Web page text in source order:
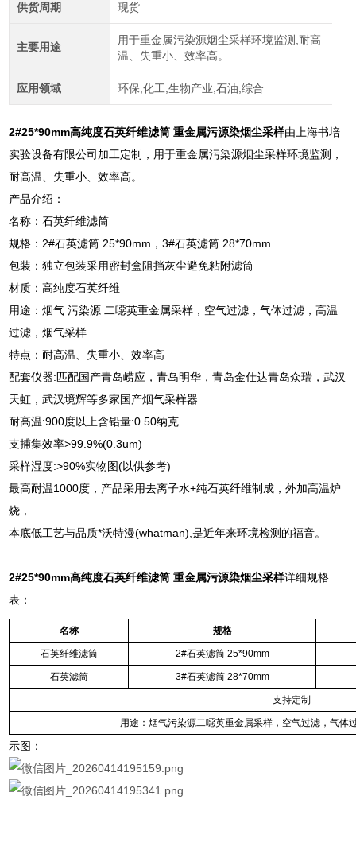
供货周期 现货
主要用途
用于重金属污染源烟尘采样环境监测,耐高
温、失重小、效率高。
应用领域 环保,化工,生物产业,石油,综合
2#25*90mm高纯度石英纤维滤筒 重金属污源染烟尘采样由上海书培
实验设备有限公司加工定制，用于重金属污染源烟尘采样环境监测，
耐高温、失重小、效率高。
产品介绍：
名称：石英纤维滤筒
规格：2#石英滤筒 25*90mm，3#石英滤筒 28*70mm
包装：独立包装采用密封盒阻挡灰尘避免粘附滤筒
材质：高纯度石英纤维
用途：烟气 污染源 二噁英重金属采样，空气过滤，气体过滤，高温
过滤，烟气采样
特点：耐高温、失重小、效率高
配套仪器:匹配国产青岛崂应，青岛明华，青岛金仕达青岛众瑞，武汉
天虹，武汉境辉等多家国产烟气采样器
耐高温:900度以上含铅量:0.50纳克
支捕集效率>99.9%(0.3um)
采样湿度:>90%实物图(以供参考)
最高耐温1000度，产品采用去离子水+纯石英纤维制成，外加高温炉
烧，
本底低工艺与品质*沃特漫(whatman),是近年来环境检测的福音。
2#25*90mm高纯度石英纤维滤筒 重金属污源染烟尘采样详细规格
表：
名称 规格
石英纤维滤筒 2#石英滤筒25*90mm
石英滤筒 3#石英滤筒28*70mm
支持定制
用途： 烟气污染源二噁英重金属采样，空气过滤，气体
示图：